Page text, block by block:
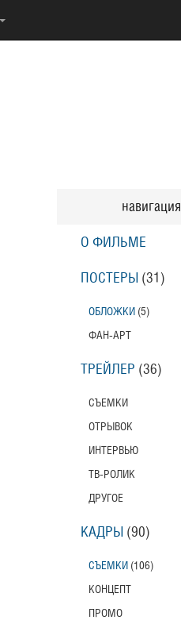
навигация
О ФИЛЬМЕ
ПОСТЕРЫ (31)
ОБЛОЖКИ (5)
ФАН-АРТ
ТРЕЙЛЕР (36)
СЪЕМКИ
ОТРЫВОК
ИНТЕРВЬЮ
ТВ-РОЛИК
ДРУГОЕ
КАДРЫ (90)
СЪЕМКИ (106)
КОНЦЕПТ
ПРОМО